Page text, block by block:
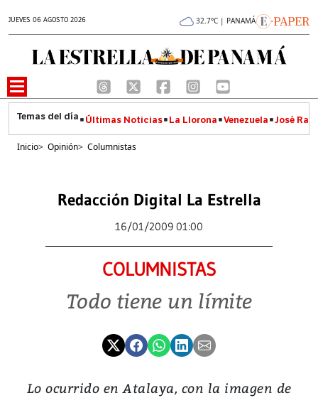
JUEVES 06 AGOSTO 2026 32.7°C | PANAMÁ
Últimas Noticias La Llorona Venezuela José
Inicio> Opinión> Columnistas
Redacción Digital La Estrella
16/01/2009 01:00
COLUMNISTAS
Todo tiene un límite
Lo ocurrido en Atalaya, con la imagen de